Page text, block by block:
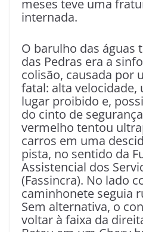
meses teve uma
internada.
O barulho das águas
das Pedras era a
colisão, causada por
fatal: alta velocidade,
lugar proibido e,
do cinto de
vermelho tentou
carros em uma
pista, no sentido da
Assistencial dos
(Fassincra). No lado
caminhonete seguia
Sem alternativa, o
voltar à faixa da